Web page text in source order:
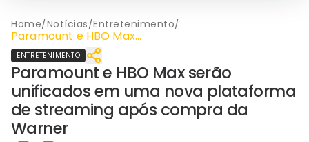
Home/Notícias/Entretenimento/
Paramount e HBO Max
serão unificados em uma
nova plataforma de
streaming após compra da
Warner
ENTRETENIMENTO
Paramount e HBO Max serão
unificados em uma nova plataforma
de streaming após compra da
Warner